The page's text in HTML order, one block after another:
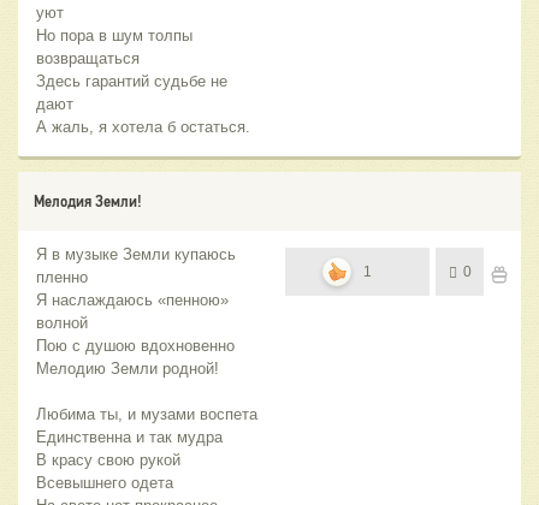
уют
Но пора в шум толпы
возвращаться
Здесь гарантий судьбе не
дают
А жаль, я хотела б остаться.
Мелодия Земли!
Я в музыке Земли купаюсь
пленно
Я наслаждаюсь «пенною»
волной
Пою с душою вдохновенно
Мелодию Земли родной!
Любима ты, и музами воспета
Единственна и так мудра
В красу свою рукой
Всевышнего одета
1 0